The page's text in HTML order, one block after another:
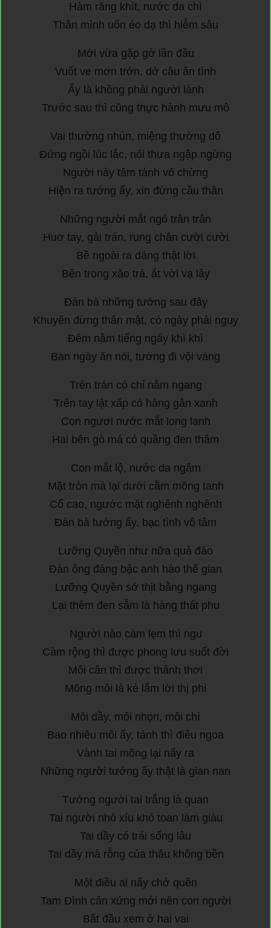
Hàm răng khít, nước da chì
Thân mình uốn éo dạ thì hiễm sâu
Mới vừa gặp gở lần đầu
Vuốt ve mơn trớn, dở câu ân tình
Ấy là không phải người lành
Trước sau thì cũng thực hành mưu mô
Vai thường nhún, miệng thường dô
Đứng ngồi lúc lắc, nói thưa ngập ngừng
Người này tâm tánh vô chừng
Hiện ra tướng ấy, xin đừng cầu thân
Những người mắt ngó trân trân
Huơ tay, gải trán, rung chân cười cười
Bề ngoài ra dáng thật lời
Bên trong xão trá, ắt vời vạ lây
Đàn bà những tướng sau đây
Khuyên đừng thân mật, có ngày phải nguy
Đêm nằm tiếng ngáy khì khì
Ban ngày ăn nói, tướng đi vội vàng
Trên trán có chỉ nằm ngang
Trên tay lật xấp có hàng gân xanh
Con ngươi nước mắt long lanh
Hai bên gò má có quầng đen thâm
Con mắt lộ, nước da ngâm
Mặt tròn mà lại dưới cằm mõng tanh
Cổ cao, ngước mặt nghênh nghênh
Đàn bà tướng ấy, bạc tình vô tâm
Lưỡng Quyền như nữa quả đào
Đàn ông đáng bậc anh hào thế gian
Lưỡng Quyền sớ thịt bằng ngang
Lại thêm đen sẫm là hàng thất phu
Người nào càm lẹm thì ngu
Càm rộng thì được phong lưu suốt đời
Môi cân thì được thảnh thơi
Mõng môi là kẻ lắm lời thị phi
Môi dầy, môi nhọn, môi chì
Bao nhiêu môi ấy, tánh thì điêu ngoa
Vành tai mõng lại nẩy ra
Những người tướng ấy thật là gian nan
Tướng người tai trắng là quan
Tai người nhỏ xíu khó toan làm giàu
Tai dầy có trái sống lâu
Tai dầy mà rỗng của thâu không bền
Một điều ai nấy chớ quên
Tam Đình cân xứng mới nên con người
Bắt đầu xem ở hai vai